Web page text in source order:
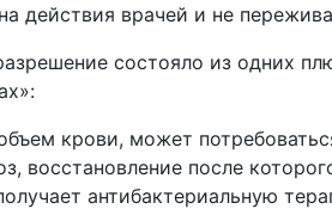
действия врачей и не
состояло из одних
крови, может
восстановление после
антибактериальную